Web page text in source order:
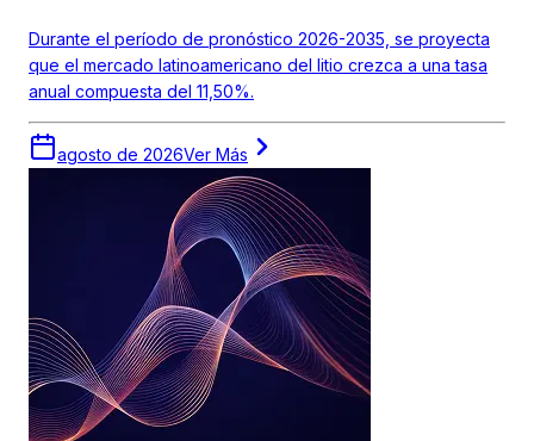
Durante el período de pronóstico 2026-2035, se proyecta
que el mercado latinoamericano del litio crezca a una tasa
anual compuesta del 11,50%.
agosto de 2026Ver Más